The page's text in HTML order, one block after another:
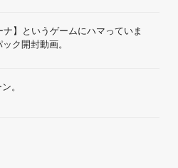
】というゲームにハマっていま
ク開封動画。
。